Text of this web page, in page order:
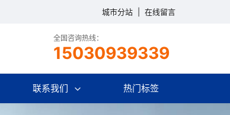
城市分站 在线留言
全国咨询热线：
15030939339
联系我们 热门标签